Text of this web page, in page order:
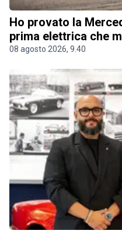
Ho provato la
prima elettrica che
08 agosto 2026, 9.40